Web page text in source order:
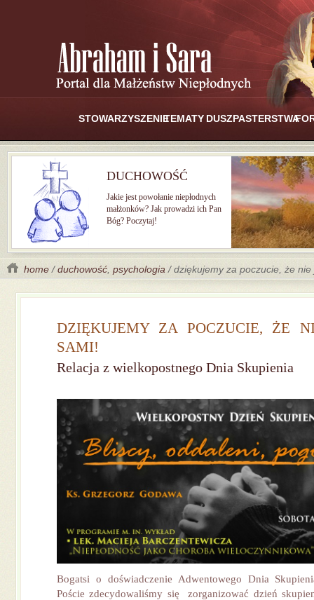
STOWARZYSZENIETEMATY DUSZPASTERSTWA
DUCHOWOŚĆ
Jakie jest powołanie niepłodnych
małżonków? Jak prowadzi ich Pan
Bóg? Poczytaj!
home /duchowość psychologia / dziękujemy za poczucie, że
DZIĘKUJEMY ZA POCZUCIE, ŻE
SAMI!
Relacja z wielkopostnego Dnia Skupienia
Bogatsi o doświadczenie Adwentowego Dnia
Poście zdecydowaliśmy się zorganizować dzień